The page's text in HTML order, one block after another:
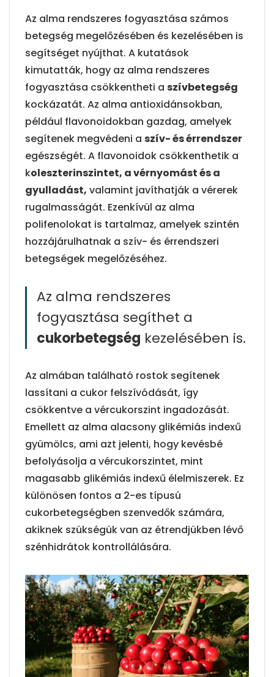
Az alma rendszeres fogyasztása számos
betegség megelőzésében és kezelésében is
segítséget nyújthat. A kutatások
kimutatták, hogy az alma rendszeres
fogyasztása csökkentheti a szívbetegség
kockázatát. Az alma antioxidánsokban,
például flavonoidokban gazdag, amelyek
segítenek megvédeni a szív- és érrendszer
egészségét. A flavonoidok csökkenthetik a
koleszterinszintet, a vérnyomást és a
gyulladást, valamint javíthatják a vérerek
rugalmasságát. Ezenkívül az alma
polifenolokat is tartalmaz, amelyek szintén
hozzájárulhatnak a szív- és érrendszeri
betegségek megelőzéséhez.
Az alma rendszeres
fogyasztása segíthet a
cukorbetegség kezelésében is.
Az almában található rostok segítenek
lassítani a cukor felszívódását, így
csökkentve a vércukorszint ingadozását.
Emellett az alma alacsony glikémiás indexű
gyümölcs, ami azt jelenti, hogy kevésbé
befolyásolja a vércukorszintet, mint
magasabb glikémiás indexű élelmiszerek. Ez
különösen fontos a 2-es típusú
cukorbetegségben szenvedők számára,
akiknek szükségük van az étrendjükben lévő
szénhidrátok kontrollálására.